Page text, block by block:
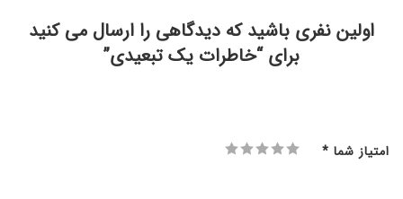
اولین نفری باشید که دیدگاهی را ارسال می کنید
برای “خاطرات یک تبعیدی”
امتیاز شما *